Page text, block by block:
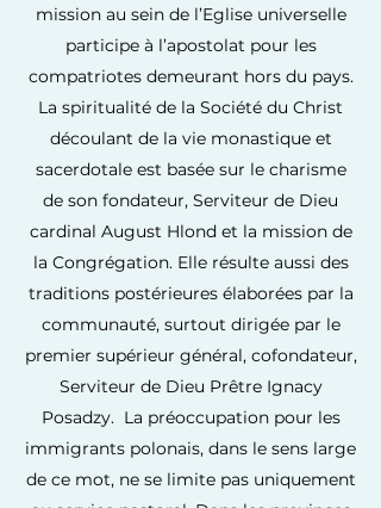
mission au sein de l’Eglise universelle
participe à l’apostolat pour les
compatriotes demeurant hors du pays.
La spiritualité de la Société du Christ
découlant de la vie monastique et
sacerdotale est basée sur le charisme
de son fondateur, Serviteur de Dieu
cardinal August Hlond et la mission de
la Congrégation. Elle résulte aussi des
traditions postérieures élaborées par la
communauté, surtout dirigée par le
premier supérieur général, cofondateur,
Serviteur de Dieu Prêtre Ignacy
Posadzy. La préoccupation pour les
immigrants polonais, dans le sens large
de ce mot, ne se limite pas uniquement